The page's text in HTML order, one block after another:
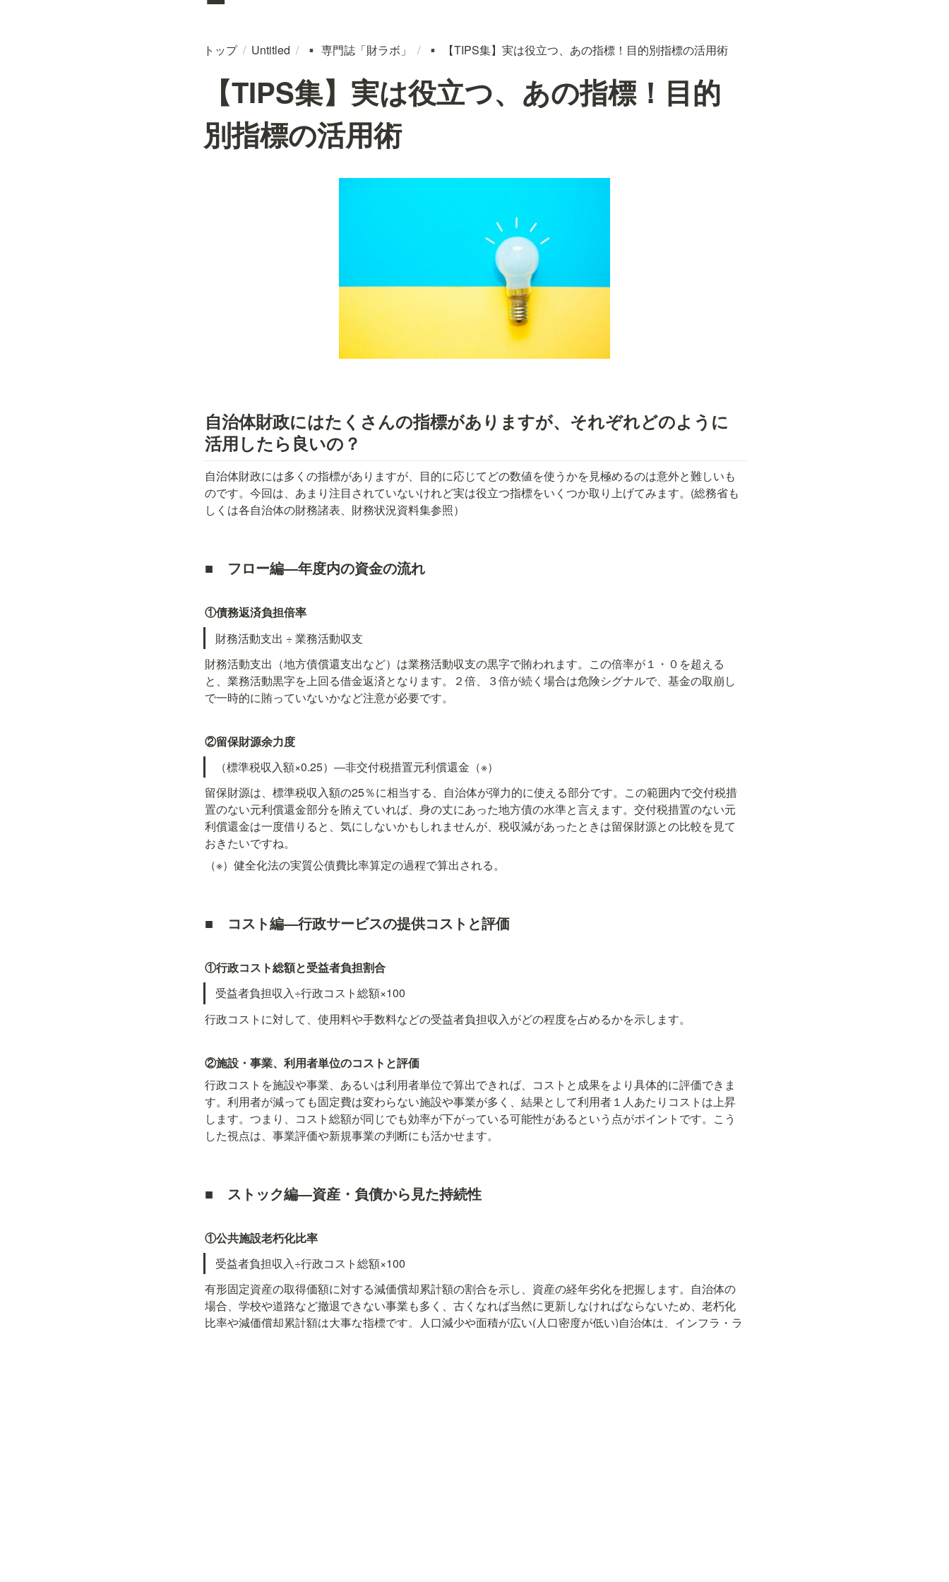
トップ / Untitled / ▪️ 専門誌「財ラボ」 / ▪️ 【TIPS集】実は役立つ、あの指標！目的別指標の活用術
【TIPS集】実は役立つ、あの指標！目的
別指標の活用術
自治体財政にはたくさんの指標がありますが、それぞれどのように
活用したら良いの？
自治体財政には多くの指標がありますが、目的に応じてどの数値を使うかを見極めるのは意外と難しいも
のです。今回は、あまり注目されていないけれど実は役立つ指標をいくつか取り上げてみます。(総務省も
しくは各自治体の財務諸表、財務状況資料集参照）
■　フロー編―年度内の資金の流れ
①債務返済負担倍率
財務活動支出 ÷ 業務活動収支
財務活動支出（地方債償還支出など）は業務活動収支の黒字で賄われます。この倍率が１・０を超える
と、業務活動黒字を上回る借金返済となります。２倍、３倍が続く場合は危険シグナルで、基金の取崩し
で一時的に賄っていないかなど注意が必要です。
②留保財源余力度
（標準税収入額×0.25）―非交付税措置元利償還金（※）
留保財源は、標準税収入額の25％に相当する、自治体が弾力的に使える部分です。この範囲内で交付税措
置のない元利償還金部分を賄えていれば、身の丈にあった地方債の水準と言えます。交付税措置のない元
利償還金は一度借りると、気にしないかもしれませんが、税収減があったときは留保財源との比較を見て
おきたいですね。
（※）健全化法の実質公債費比率算定の過程で算出される。
■ コスト編―行政サービスの提供コストと評価
①行政コスト総額と受益者負担割合
受益者負担収入÷行政コスト総額×100
行政コストに対して、使用料や手数料などの受益者負担収入がどの程度を占めるかを示します。
②施設・事業、利用者単位のコストと評価
行政コストを施設や事業、あるいは利用者単位で算出できれば、コストと成果をより具体的に評価できま
す。利用者が減っても固定費は変わらない施設や事業が多く、結果として利用者１人あたりコストは上昇
します。つまり、コスト総額が同じでも効率が下がっている可能性があるという点がポイントです。こう
した視点は、事業評価や新規事業の判断にも活かせます。
■ ストック編―資産・負債から見た持続性
①公共施設老朽化比率
受益者負担収入÷行政コスト総額×100
有形固定資産の取得価額に対する減価償却累計額の割合を示し、資産の経年劣化を把握します。自治体の
場合、学校や道路など撤退できない事業も多く、古くなれば当然に更新しなければならないため、老朽化
比率や減価償却累計額は大事な指標です。人口減少や面積が広い(人口密度が低い)自治体は、インフラ・ラ